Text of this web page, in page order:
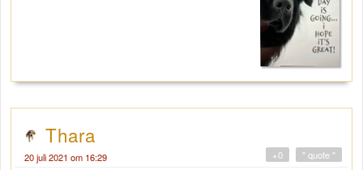
Thara
20 juli 2021 om 16:29 " quote "
+0